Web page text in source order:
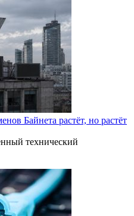
Байнета растёт, но растёт
технический